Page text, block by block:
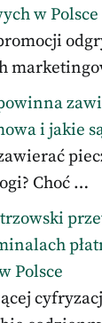
w Polsce
i jakie
Choć …
Polsce